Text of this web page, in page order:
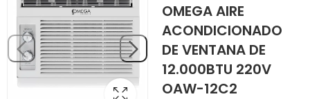
OMEGA AIRE
ACONDICIONADO
DE VENTANA DE
12.000BTU 220V
OAW-12C2
FX-2200LCD
$290,00
6GB/128GB WHITE
$ 89,00